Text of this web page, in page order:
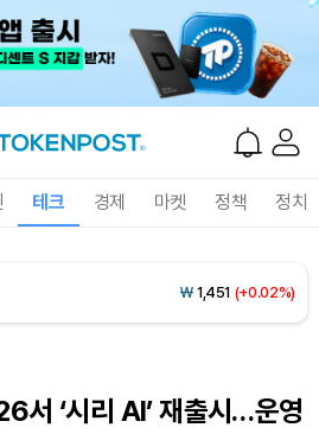
테크 경제 마켓 정책 정치
₩2,691,950(+0.51%)
₩ 1,451 (+0.02%)
₩461.2 (+0.22%)
서 ‘시리 AI’ 재출시…운영